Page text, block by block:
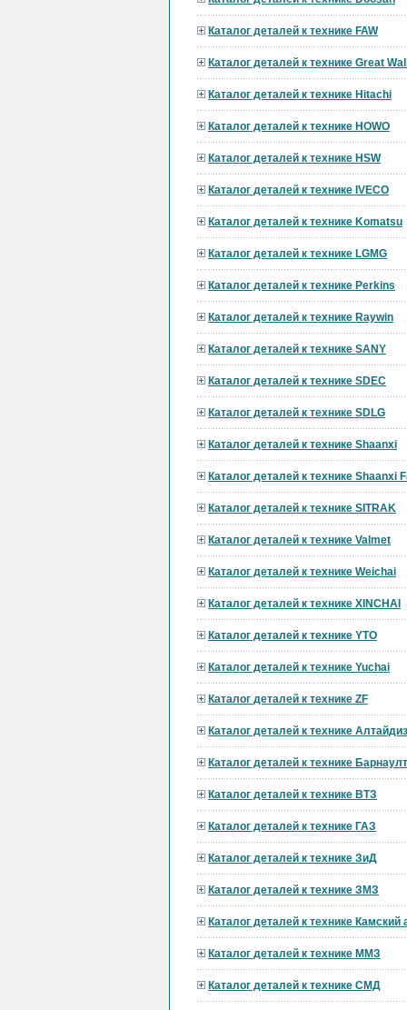
Каталог деталей к технике FAW
Каталог деталей к технике Great
Каталог деталей к технике Hitachi
Каталог деталей к технике HOWO
Каталог деталей к технике HSW
Каталог деталей к технике IVECO
Каталог деталей к технике Komatsu
Каталог деталей к технике LGMG
Каталог деталей к технике Perkins
Каталог деталей к технике Raywin
Каталог деталей к технике SANY
Каталог деталей к технике SDEC
Каталог деталей к технике SDLG
Каталог деталей к технике Shaanxi
Каталог деталей к технике Shaanxi
Каталог деталей к технике SITRAK
Каталог деталей к технике Valmet
Каталог деталей к технике Weichai
Каталог деталей к технике XINCHAI
Каталог деталей к технике YTO
Каталог деталей к технике Yuchai
Каталог деталей к технике ZF
Каталог деталей к технике
Каталог деталей к технике
Каталог деталей к технике ВТЗ
Каталог деталей к технике ГАЗ
Каталог деталей к технике ЗиД
Каталог деталей к технике ЗМЗ
Каталог деталей к технике Камский
Каталог деталей к технике ММЗ
Каталог деталей к технике СМД